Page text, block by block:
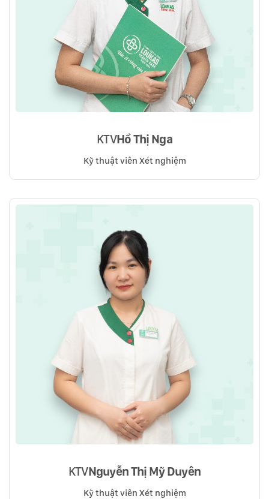
KTVHồ Thị Nga
Kỹ thuật viên Xét nghiệm
KTVNguyễn Thị Mỹ Duyên
Kỹ thuật viên Xét nghiệm